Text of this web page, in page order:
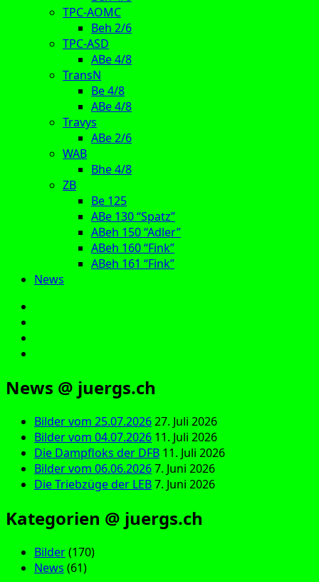
TPC-AOMC
Beh 2/6
TPC-ASD
ABe 4/8
TransN
Be 4/8
ABe 4/8
Travys
ABe 2/6
WAB
Bhe 4/8
ZB
Be 125
ABe 130 “Spatz”
ABeh 150 “Adler”
ABeh 160 “Fink”
ABeh 161 “Fink”
News
News @ juergs.ch
Bilder vom 25.07.202627. Juli 2026
Bilder vom 04.07.2026 11. Juli 2026
Die Dampfloks der DFB 11. Juli 2026
Bilder vom 06.06.20267. Juni 2026
Die Triebzüge der LEB7. Juni 2026
Kategorien @ juergs.ch
Bilder(170)
News (61)